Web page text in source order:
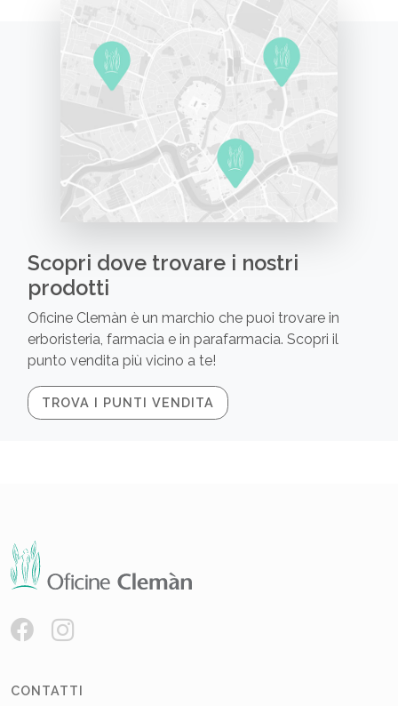
Scopri dove trovare i nostri
prodotti
Oficine Clemàn è un marchio che puoi trovare in
erboristeria, farmacia e in parafarmacia. Scopri il
punto vendita più vicino a te!
TROVA I PUNTI VENDITA
CONTATTI